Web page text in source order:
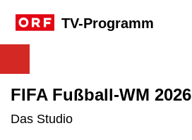
TV-Programm
FIFA Fußball-WM 2026
Das Studio